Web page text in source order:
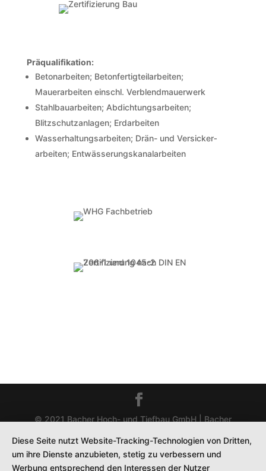
Präqualifikation:
Betonarbeiten; Betonfertig­teilarbeiten;
Mauerarbeiten einschl. Verblend­mauerwerk
Stahlbauarbeiten; Abdichtungs­arbeiten;
Blitzschutz­anlagen; Erdarbeiten
Wasserhaltung­sarbeiten; Drän- und Versicker­
arbeiten; Entwässerungs­kanalarbeiten
© 2021 Bacher Hoch- und Tiefbau GmbH | Bacher
Services
Impressum|Datenschutz
Diese Seite nutzt Website-Tracking-Technologien von Dritten,
um ihre Dienste anzubieten, stetig zu verbessern und
Werbung entsprechend den Interessen der Nutzer